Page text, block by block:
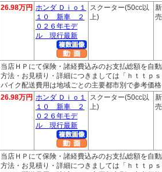
26.98万円 ホンダ Ｄｉｏ１
１０ 新車 ２
０２６年モデ
ル 現行最新
スクーター(50cc以
上)
当店ＨＰにて保険・諸経費込みのお支払総額を自
方法・お見積り・詳細につきましては「ｈｔｔｐ
バイク配送費用は地域ごとの主要都市別で参考価
26.98万円 ホンダ Ｄｉｏ１
１０ 新車 ２
０２６年モデ
ル 現行最新
スクーター(50cc以
上)
当店ＨＰにて保険・諸経費込みのお支払総額を自
方法・お見積り・詳細につきましては「ｈｔｔｐ